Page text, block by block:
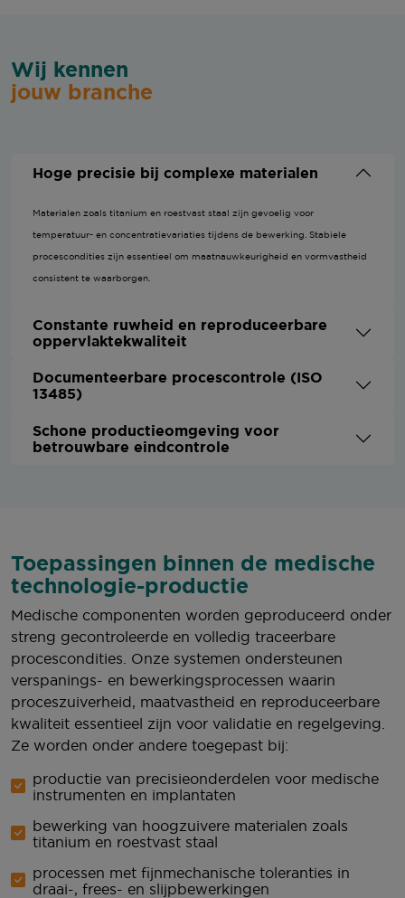
Wij kennen
jouw branche
Hoge precisie bij complexe materialen
Materialen zoals titanium en roestvast staal zijn gevoelig voor
temperatuur- en concentratievariaties tijdens de bewerking. Stabiele
procescondities zijn essentieel om maatnauwkeurigheid en vormvastheid
consistent te waarborgen.
Constante ruwheid en reproduceerbare
oppervlaktekwaliteit
Documenteerbare procescontrole (ISO
13485)
Schone productieomgeving voor
betrouwbare eindcontrole
Toepassingen binnen de medische
technologie-productie
Medische componenten worden geproduceerd onder
streng gecontroleerde en volledig traceerbare
procescondities. Onze systemen ondersteunen
verspanings- en bewerkingsprocessen waarin
proceszuiverheid, maatvastheid en reproduceerbare
kwaliteit essentieel zijn voor validatie en regelgeving.
Ze worden onder andere toegepast bij:
productie van precisieonderdelen voor medische
instrumenten en implantaten
bewerking van hoogzuivere materialen zoals
titanium en roestvast staal
processen met fijnmechanische toleranties in
draai-, frees- en slijpbewerkingen